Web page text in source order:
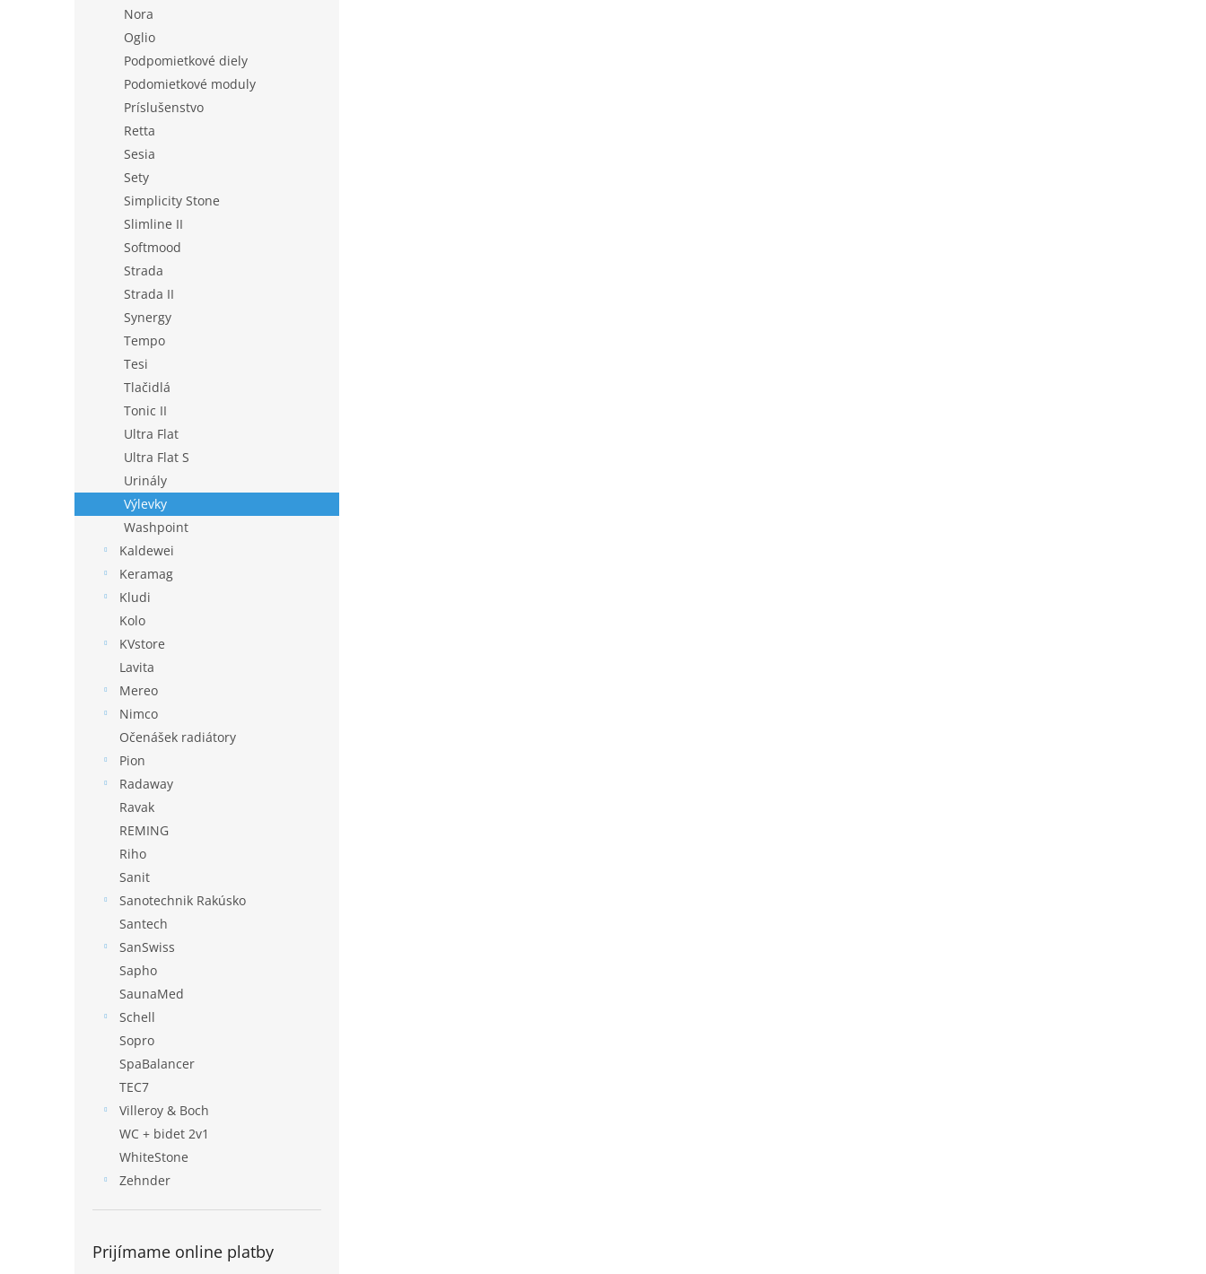
Nora
Oglio
Podpomietkové diely
Podomietkové moduly
Príslušenstvo
Retta
Sesia
Sety
Simplicity Stone
Slimline II
Softmood
Strada
Strada II
Synergy
Tempo
Tesi
Tlačidlá
Tonic II
Ultra Flat
Ultra Flat S
Urinály
Výlevky
Washpoint
Kaldewei
Keramag
Kludi
Kolo
KVstore
Lavita
Mereo
Nimco
Očenášek radiátory
Pion
Radaway
Ravak
REMING
Riho
Sanit
Sanotechnik Rakúsko
Santech
SanSwiss
Sapho
SaunaMed
Schell
Sopro
SpaBalancer
TEC7
Villeroy & Boch
WC + bidet 2v1
WhiteStone
Zehnder
Prijímame online platby